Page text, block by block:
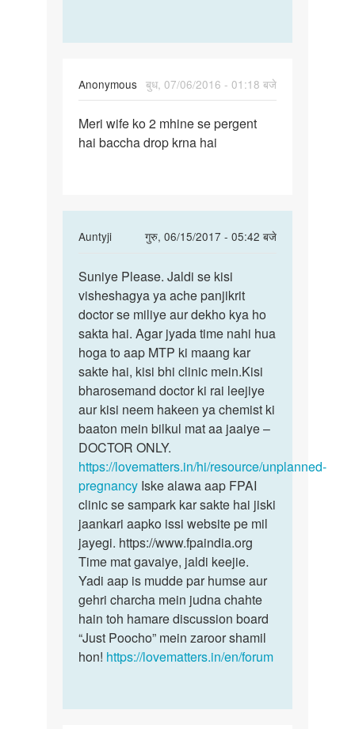
Anonymous बुध, 07/06/2016 - 01:18 बजे
Meri
wife
Meri wife ko 2 mhine se pergent
hai baccha drop krna hai
Auntyji
गुरु, 06/15/2017 - 05:42 बजे
In
to
Meri
wife
ko
2
mhine
se
by
Anonymous
Suniye
Please.
Jaldi
se
kisi
Suniye Please. Jaldi se kisi
visheshagya ya ache panjikrit
doctor se miliye aur dekho kya ho
sakta hai. Agar jyada time nahi hua
hoga to aap MTP ki maang kar
sakte hai, kisi bhi clinic mein.Kisi
bharosemand doctor ki rai leejiye
aur kisi neem hakeen ya chemist ki
baaton mein bilkul mat aa jaaiye –
DOCTOR ONLY.
https://lovematters.in/hi/resource/unplanned-
pregnancy Iske alawa aap FPAI
clinic se sampark kar sakte hai jiski
jaankari aapko issi website pe mil
jayegi. https://www.fpaindia.org
Time mat gavaiye, jaldi keejie.
Yadi aap is mudde par humse aur
gehri charcha mein judna chahte
hain toh hamare discussion board
“Just Poocho” mein zaroor shamil
hon! https://lovematters.in/en/forum